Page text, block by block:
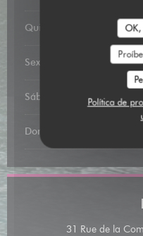
OK,
Política de
Quinta-feira
Sexta-feira
Sábado
Domingo
31 Rue de la